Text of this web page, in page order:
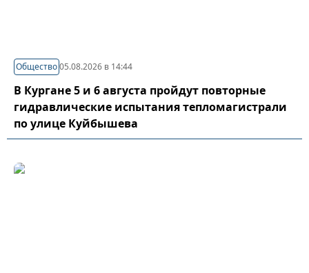
Общество05.08.2026 в 14:44
В Кургане 5 и 6 августа пройдут повторные
гидравлические испытания тепломагистрали
по улице Куйбышева